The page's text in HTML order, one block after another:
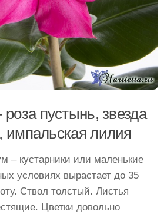
пустынь, звезда
импальская лилия
– кустарники или маленькие
условиях вырастает до 35
Ствол толстый. Листья
Цветки довольно